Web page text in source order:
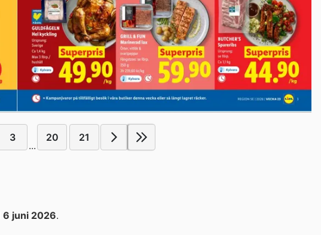
3
...
20 21
6 juni 2026.